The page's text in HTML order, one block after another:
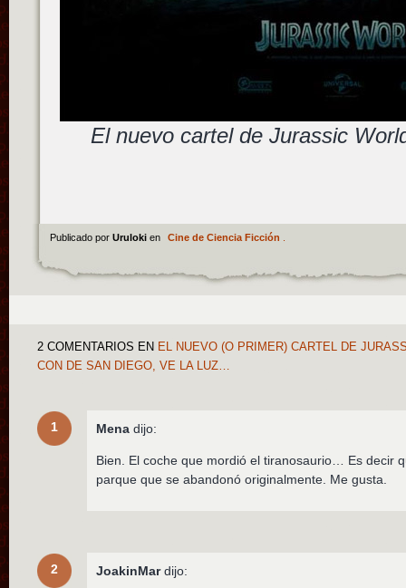
El nuevo cartel de Jurassic
Publicado por Uruloki en Cine de Ciencia Ficción
2 COMENTARIOS EN EL NUEVO (O PRIMER) CARTEL DE
CON DE SAN DIEGO, VE LA LUZ…
1 Mena dijo:
Bien. El coche que mordió el tiranosaurio… Es decir
parque que se abandonó originalmente. Me gusta.
2 JoakinMardijo: